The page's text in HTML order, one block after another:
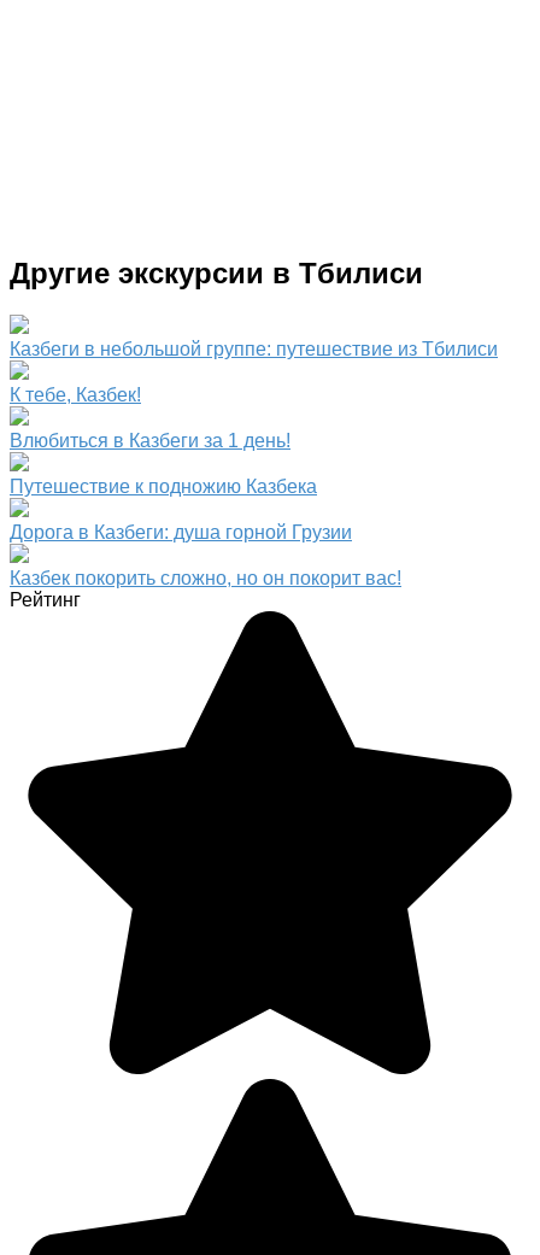
Другие экскурсии в Тбилиси
Казбеги в небольшой группе: путешествие из Тбилиси
К тебе, Казбек!
Влюбиться в Казбеги за 1 день!
Путешествие к подножию Казбека
Дорога в Казбеги: душа горной Грузии
Казбек покорить сложно, но он покорит вас!
Рейтинг